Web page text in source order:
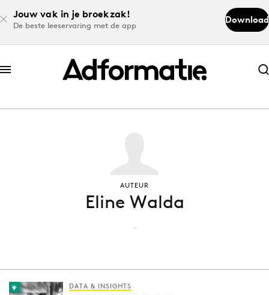
Jouw vak in je broekzak!
De beste leeservaring met de app
Download
Abonneer nu
Abonneer nu
Download de app
Volg het laatste nieuws via de Adformatie
AUTEUR
Eline Walda
-
DATA & INSIGHTS